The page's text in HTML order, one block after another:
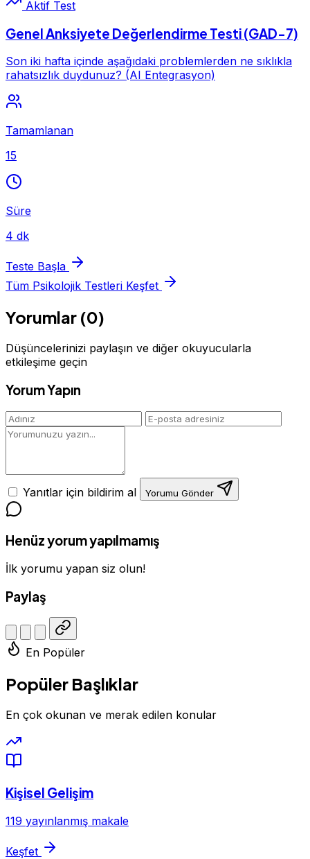
Aktif Test
Genel Anksiyete Değerlendirme Testi (GAD-7)
Son iki hafta içinde aşağıdaki problemlerden ne sıklıkla
rahatsızlık duydunuz? (AI Entegrasyon)
Tamamlanan
15
Süre
4 dk
Teste Başla
Tüm Psikolojik Testleri Keşfet
Yorumlar (0)
Düşüncelerinizi paylaşın ve diğer okuyucularla
etkileşime geçin
Yorum Yapın
Yanıtlar için bildirim al Yorumu Gönder
Henüz yorum yapılmamış
İlk yorumu yapan siz olun!
Paylaş
En Popüler
Popüler Başlıklar
En çok okunan ve merak edilen konular
Kişisel Gelişim
119 yayınlanmış makale
Keşfet